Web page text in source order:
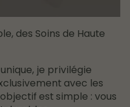
des Soins de Haute
je privilégie
avec les
est simple : vous